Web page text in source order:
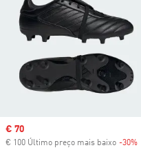
Sale price
€ 70
€ 100 Último preço mais baixo -30%